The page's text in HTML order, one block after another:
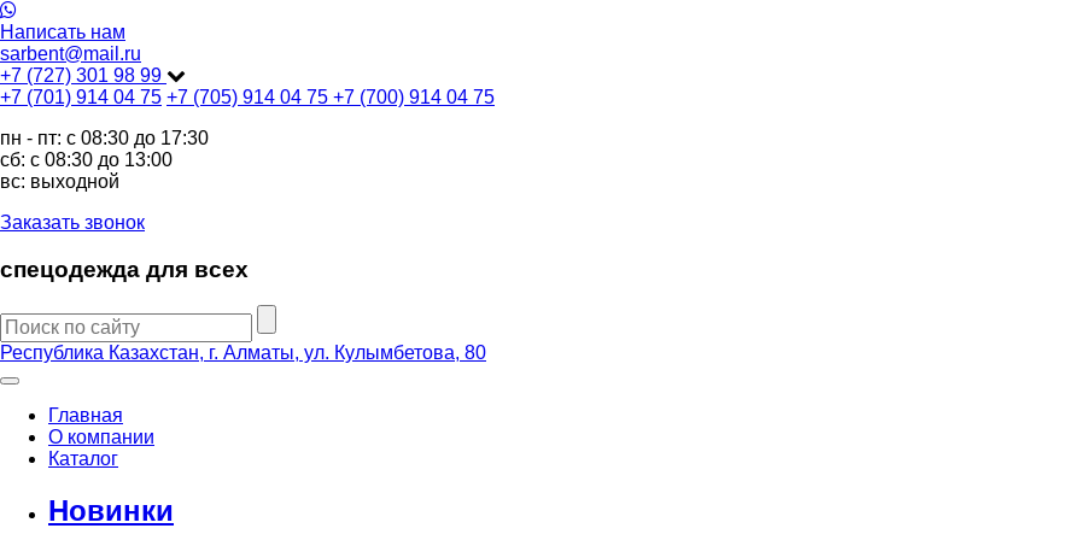
Написать нам
sarbent@mail.ru
+7 (727) 301 98 99
+7 (701) 914 04 75 +7 (705) 914 04 75 +7 (700) 914 04 75
пн - пт: c 08:30 до 17:30
сб: c 08:30 до 13:00
вс: выходной
Заказать звонок
спецодежда для всех
Республика Казахстан, г. Алматы, ул. Кулымбетова, 80
Главная
О компании
Каталог
Новинки